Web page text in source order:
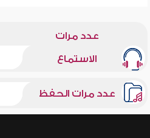
عدد مرات
الاستماع
عدد مرات الحفظ